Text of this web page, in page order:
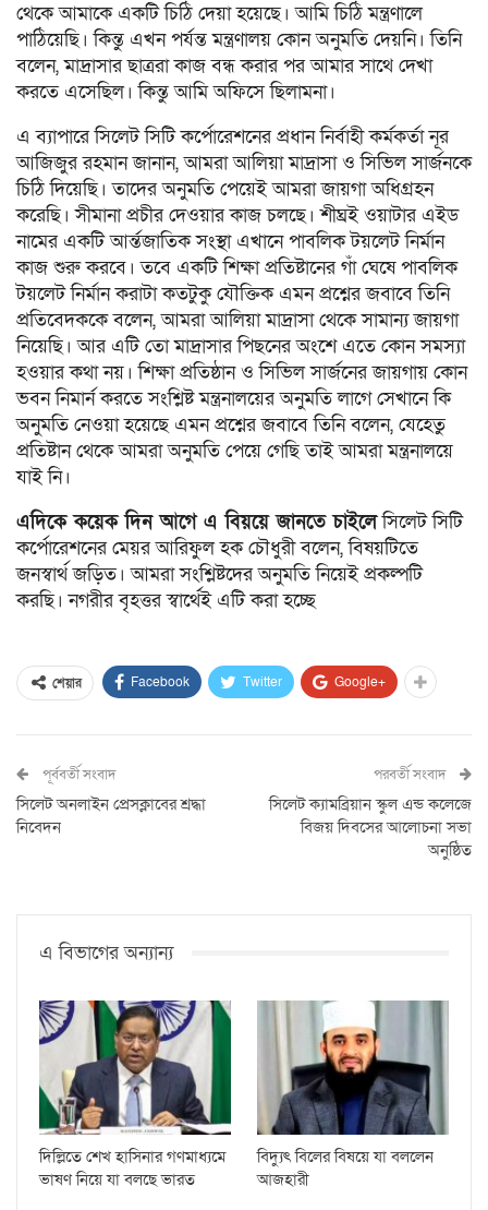
থেকে আমাকে একটি চিঠি দেয়া হয়েছে। আমি চিঠি মন্ত্রণালে
পাঠিয়েছি। কিন্তু এখন পর্যন্ত মন্ত্রণালয় কোন অনুমতি দেয়নি। তিনি
বলেন, মাদ্রাসার ছাত্ররা কাজ বন্ধ করার পর আমার সাথে দেখা
করতে এসেছিল। কিন্তু আমি অফিসে ছিলামনা।
এ ব্যাপারে সিলেট সিটি কর্পোরেশনের প্রধান নির্বাহী কর্মকর্তা নূর
আজিজুর রহমান জানান, আমরা আলিয়া মাদ্রাসা ও সিভিল সার্জনকে
চিঠি দিয়েছি। তাদের অনুমতি পেয়েই আমরা জায়গা অধিগ্রহন
করেছি। সীমানা প্রচীর দেওয়ার কাজ চলছে। শীঘ্রই ওয়াটার এইড
নামের একটি আর্ন্তজাতিক সংস্থা এখানে পাবলিক টয়লেট নির্মান
কাজ শুরু করবে। তবে একটি শিক্ষা প্রতিষ্টানের গাঁ ঘেষে পাবলিক
টয়লেট নির্মান করাটা কতটুকু যৌক্তিক এমন প্রশ্নের জবাবে তিনি
প্রতিবেদককে বলেন, আমরা আলিয়া মাদ্রাসা থেকে সামান্য জায়গা
নিয়েছি। আর এটি তো মাদ্রাসার পিছনের অংশে এতে কোন সমস্যা
হওয়ার কথা নয়। শিক্ষা প্রতিষ্ঠান ও সিভিল সার্জনের জায়গায় কোন
ভবন নিমার্ন করতে সংশ্লিষ্ট মন্ত্রনালয়ের অনুমতি লাগে সেখানে কি
অনুমতি নেওয়া হয়েছে এমন প্রশ্নের জবাবে তিনি বলেন, যেহেতু
প্রতিষ্টান থেকে আমরা অনুমতি পেয়ে গেছি তাই আমরা মন্ত্রনালয়ে
যাই নি।
এদিকে কয়েক দিন আগে এ বিয়য়ে জানতে চাইলেসিলেট সিটি
কর্পোরেশনের মেয়র আরিফুল হক চৌধুরী বলেন, বিষয়টিতে
জনস্বার্থ জড়িত। আমরা সংশ্লিষ্টদের অনুমতি নিয়েই প্রকল্পটি
করছি। নগরীর বৃহত্তর স্বার্থেই এটি করা হচ্ছে
শেয়ার Facebook Twitter Google+
পূর্ববর্তী সংবাদ
সিলেট অনলাইন প্রেসক্লাবের শ্রদ্ধা
নিবেদন
পরবর্তী সংবাদ
সিলেট ক্যামব্রিয়ান স্কুল এন্ড কলেজে
বিজয় দিবসের আলোচনা সভা
অনুষ্ঠিত
এ বিভাগের অন্যান্য
দিল্লিতে শেখ হাসিনার গণমাধ্যমে
ভাষণ নিয়ে যা বলছে ভারত
বিদ্যুৎ বিলের বিষয়ে যা বললেন
আজহারী